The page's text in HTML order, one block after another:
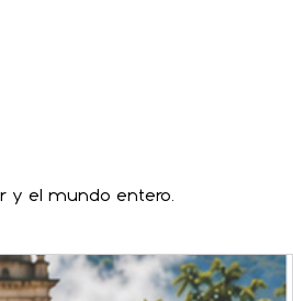
y el mundo entero.